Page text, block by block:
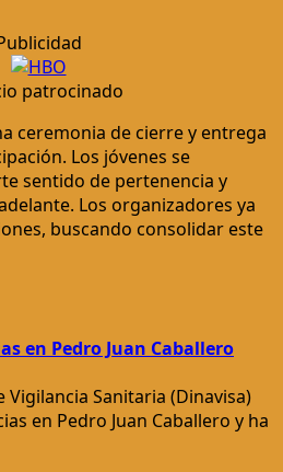
patrocinado
ceremonia de cierre y entrega
Los jóvenes se
sentido de pertenencia y
Los organizadores ya
buscando consolidar este
en Pedro Juan Caballero
Vigilancia Sanitaria (Dinavisa)
en Pedro Juan Caballero y ha